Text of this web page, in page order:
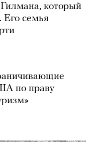
который
Его семья
по праву